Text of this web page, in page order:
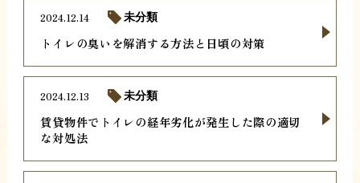
トイレの臭いを解消する方法と日頃の対策
2024.12.14 未分類
賃貸物件でトイレの経年劣化が発生した際の適切
な対処法
2024.12.13 未分類